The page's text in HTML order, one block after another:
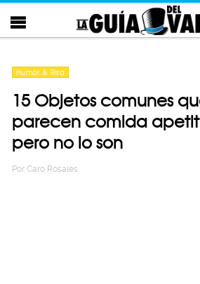
Humor & Risa
15 Objetos comunes
parecen comida
pero no lo son
Por Caro Rosales